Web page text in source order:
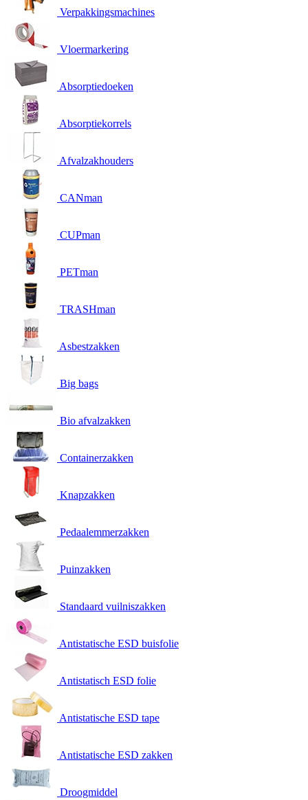
Verpakkingsmachines
Vloermarkering
Absorptiedoeken
Absorptiekorrels
Afvalzakhouders
CANman
CUPman
PETman
TRASHman
Asbestzakken
Big bags
Bio afvalzakken
Containerzakken
Knapzakken
Pedaalemmerzakken
Puinzakken
Standaard vuilniszakken
Antistatische ESD buisfolie
Antistatisch ESD folie
Antistatische ESD tape
Antistatische ESD zakken
Droogmiddel